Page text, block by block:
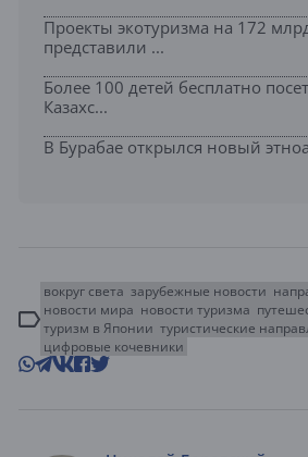
Проекты экотуризма на 172
представили ...
Более 100 детей бесплатно
Казахс...
В Бурабае открылся новый
вокруг света зарубежные новости
новости мира новости туризма
туризм в Японии туристические
цифровые кочевники